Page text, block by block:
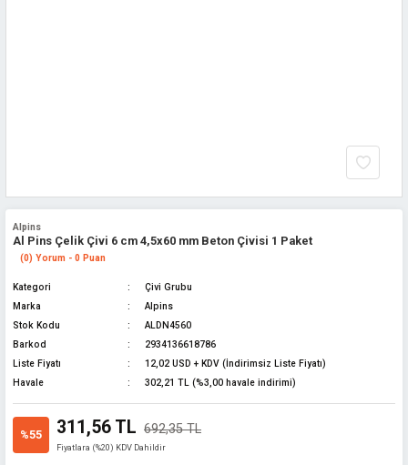
Alpins
Al Pins Çelik Çivi 6 cm 4,5x60 mm Beton Çivisi 1 Paket
(0) Yorum - 0 Puan
Kategori
Çivi Grubu
Marka
Alpins
Stok Kodu
ALDN4560
Barkod
2934136618786
Liste Fiyatı
12,02 USD + KDV (İndirimsiz Liste Fiyatı)
Havale
302,21 TL (%3,00 havale indirimi)
%55 311,56 TL 692,35 TL
Fiyatlara (%20) KDV Dahildir